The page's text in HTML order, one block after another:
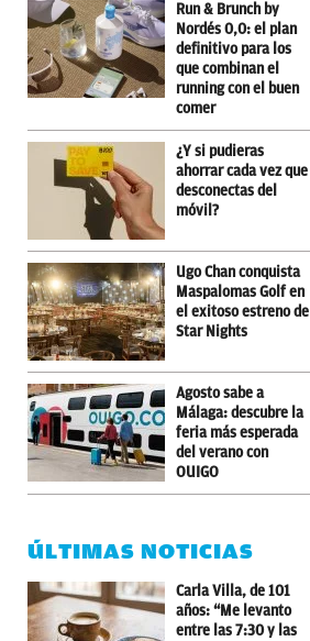
Run & Brunch by
Nordés 0,0: el plan
definitivo para los
que combinan el
running con el buen
comer
¿Y si pudieras
ahorrar cada vez que
desconectas del
móvil?
Ugo Chan conquista
Maspalomas Golf en
el exitoso estreno de
Star Nights
Agosto sabe a
Málaga: descubre la
feria más esperada
del verano con
OUIGO
ÚLTIMAS NOTICIAS
Carla Villa, de 101
años: “Me levanto
entre las 7:30 y las